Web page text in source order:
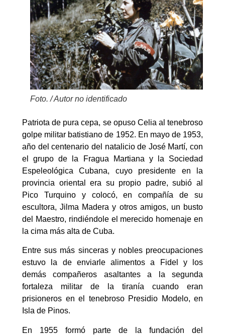
Foto. / Autor no identificado
Patriota de pura cepa, se opuso Celia al tenebroso
golpe militar batistiano de 1952. En mayo de 1953,
año del centenario del natalicio de José Martí, con
el grupo de la Fragua Martiana y la Sociedad
Espeleológica Cubana, cuyo presidente en la
provincia oriental era su propio padre, subió al
Pico Turquino y colocó, en compañía de su
escultora, Jilma Madera y otros amigos, un busto
del Maestro, rindiéndole el merecido homenaje en
la cima más alta de Cuba.
Entre sus más sinceras y nobles preocupaciones
estuvo la de enviarle alimentos a Fidel y los
demás compañeros asaltantes a la segunda
fortaleza militar de la tiranía cuando eran
prisioneros en el tenebroso Presidio Modelo, en
Isla de Pinos.
En 1955 formó parte de la fundación del